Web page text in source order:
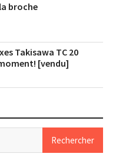
broche
Takisawa TC 20
[vendu]